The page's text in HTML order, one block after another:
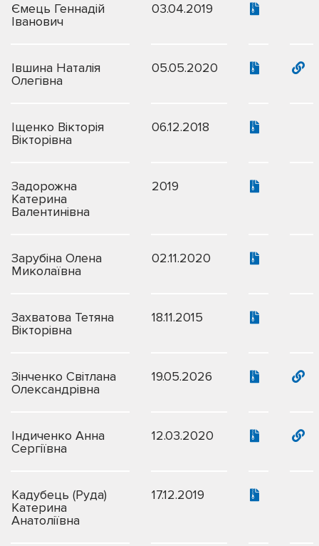
Ємець Геннадій
Іванович
03.04.2019
Івшина Наталія
Олегівна
05.05.2020
Іщенко Вікторія
Вікторівна
06.12.2018
Задорожна
Катерина
Валентинівна
2019
Зарубіна Олена
Миколаївна
02.11.2020
Захватова Тетяна
Вікторівна
18.11.2015
Зінченко Світлана
Олександрівна
19.05.2026
Індиченко Анна
Сергіївна
12.03.2020
Кадубець (Руда)
Катерина
Анатоліївна
17.12.2019